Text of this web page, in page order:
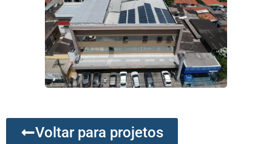
Voltar para projetos